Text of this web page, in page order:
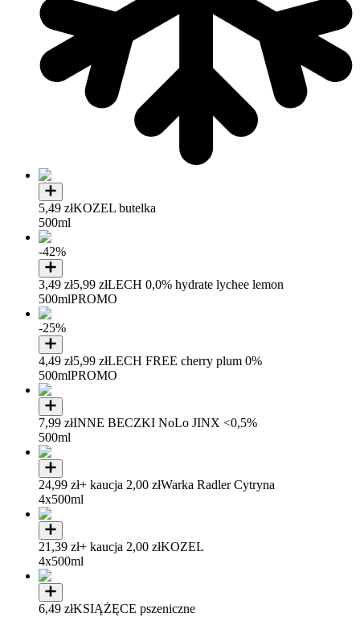
5,49 złKOZEL butelka
500ml
-42%
3,49 zł5,99 złLECH 0,0% hydrate lychee lemon
500mlPROMO
-25%
4,49 zł5,99 złLECH FREE cherry plum 0%
500mlPROMO
7,99 złINNE BECZKI NoLo JINX <0,5%
500ml
24,99 zł+ kaucja 2,00 złWarka Radler Cytryna
4x500ml
21,39 zł+ kaucja 2,00 złKOZEL
4x500ml
6,49 złKSIĄŻĘCE pszeniczne